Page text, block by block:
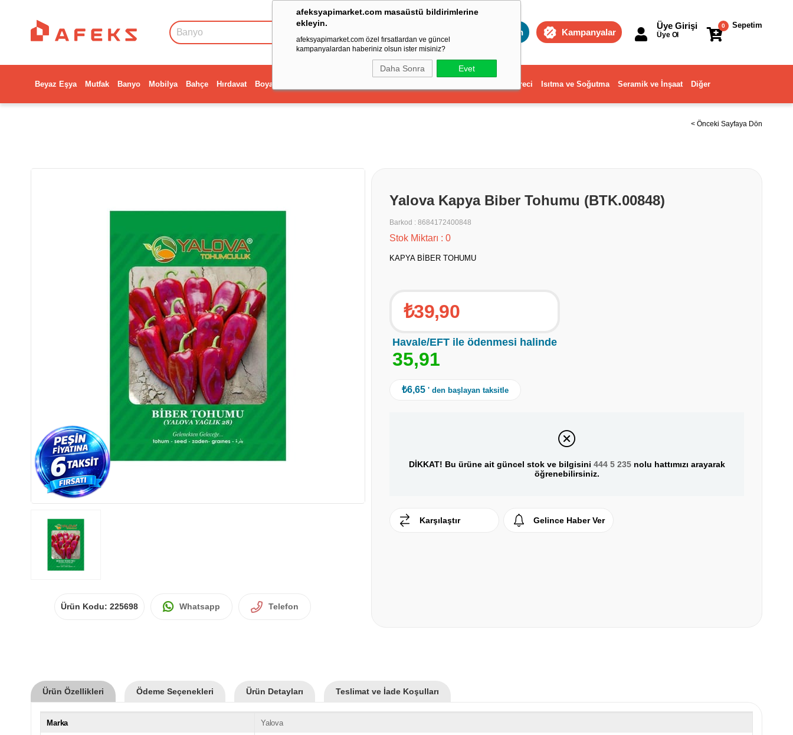
afeksyapimarket.com masaüstü bildirimlerine
ekleyin.
afeksyapimarket.com özel fırsatlardan ve güncel
kampanyalardan haberiniz olsun ister misiniz?
Daha Sonra Evet
Toptan Kampanyalar
Sepetim
0
Üye Girişi
Üye Ol
Beyaz Eşya Mutfak Banyo Mobilya Bahçe Hırdavat Boya Dekorasyon ve Ev Gereci Isıtma ve Soğutma Seramik ve İnşaat Diğer
< Önceki Sayfaya Dön
Ürün Kodu: 225698 Whatsapp Telefon
Yalova Kapya Biber Tohumu (BTK.00848)
Barkod : 8684172400848
Stok Miktarı : 0
KAPYA BİBER TOHUMU
₺39,90
Havale/EFT ile ödenmesi halinde
35,91
₺6,65 ' den başlayan taksitle
DİKKAT! Bu ürüne ait güncel stok ve bilgisini 444 5 235nolu hattımızı arayarak
öğrenebilirsiniz.
Karşılaştır Gelince Haber Ver
Ürün Özellikleri Ödeme Seçenekleri Ürün Detayları Teslimat ve İade Koşulları
Marka Yalova